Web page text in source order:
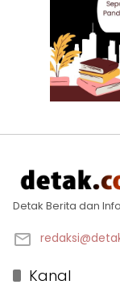
Detak Berita dan
Kanal